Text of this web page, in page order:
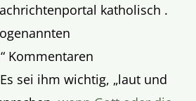
katholisch .
Kommentaren
sei ihm wichtig, „laut und